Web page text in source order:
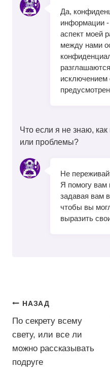
Да,
информации
аспект моей
между нами
исключением
Что если я не знаю,
или проблемы?
Не
Я помогу вам
задавая вам
чтобы вы
выразить
Навигация
по
записям
НАЗАД
По секрету всему
свету, или все ли
можно рассказывать
подруге